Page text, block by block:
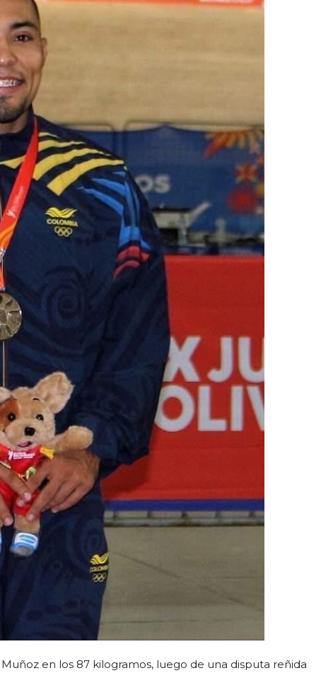
en los 87 kilogramos, luego de una disputa reñida